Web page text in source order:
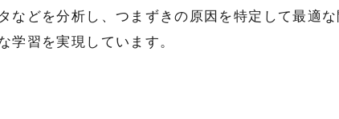
などを分析し、つまずきの原因を特定して最適な
学習を実現しています。